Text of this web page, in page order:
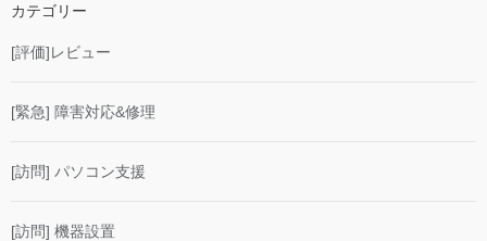
カテゴリー
[評価]レビュー
[緊急] 障害対応&修理
[訪問] パソコン支援
[訪問] 機器設置